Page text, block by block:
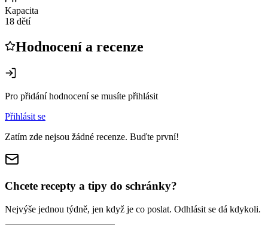
Kapacita
18 dětí
Hodnocení a recenze
Pro přidání hodnocení se musíte přihlásit
Přihlásit se
Zatím zde nejsou žádné recenze. Buďte první!
Chcete recepty a tipy do schránky?
Nejvýše jednou týdně, jen když je co poslat. Odhlásit se dá kdykoli.